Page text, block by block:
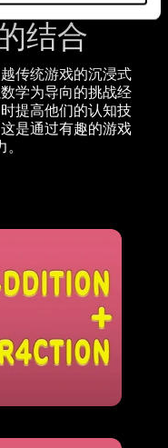
结合
传统游戏的沉浸式
学为导向的挑战经
提高他们的认知技
是通过有趣的游戏